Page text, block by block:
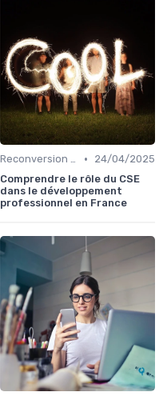
Reconversion et Montée en Compétences •
24/04/2025
Comprendre le rôle du CSE
dans le développement
professionnel en France